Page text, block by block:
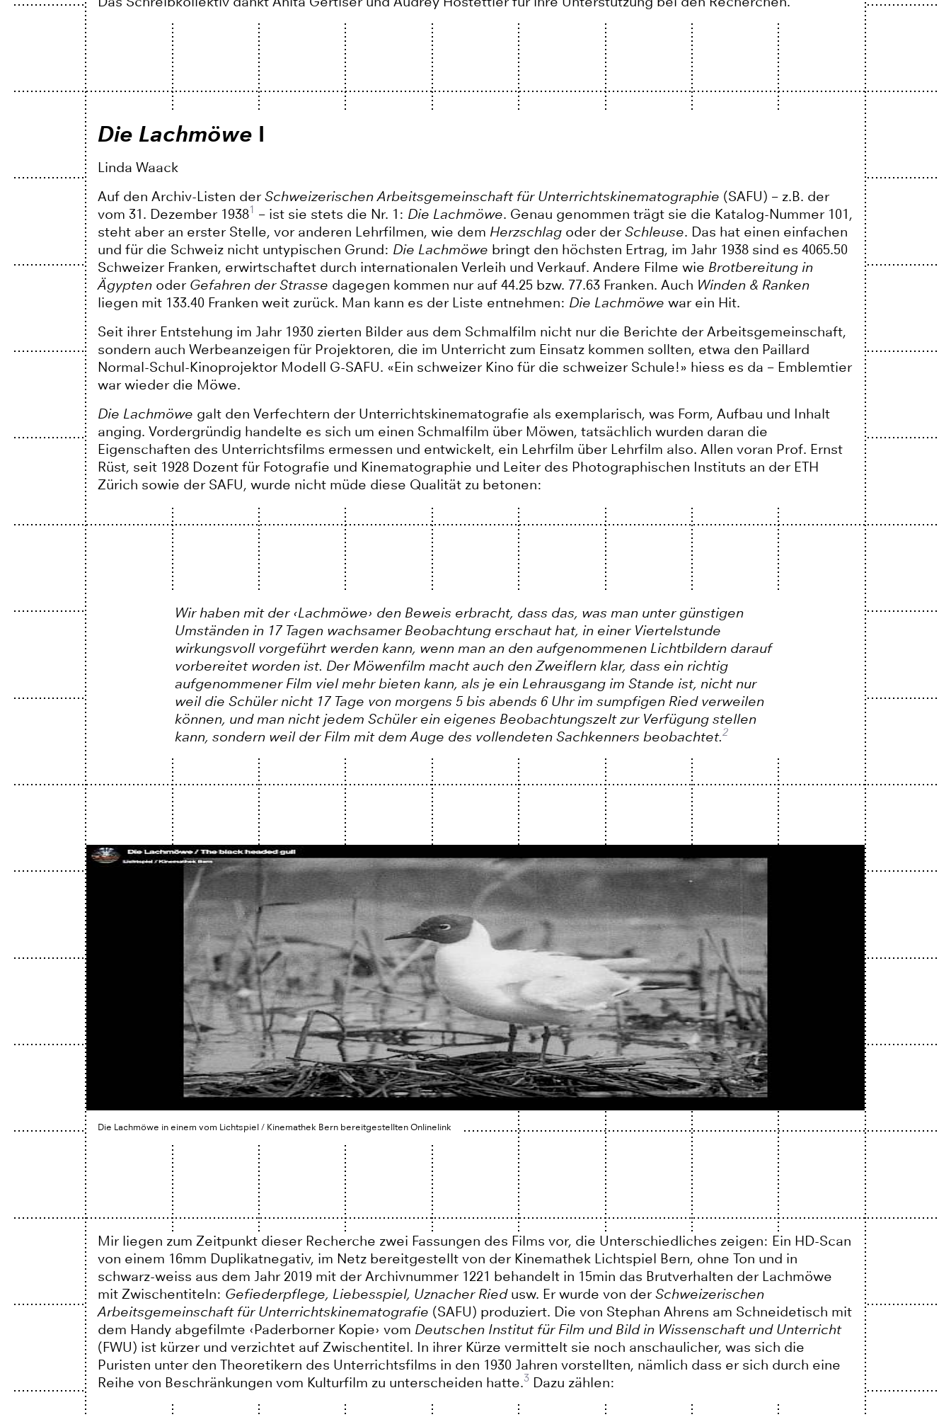
Die Lachmöwe I
Linda Waack
Auf den Archiv-Listen derSchweizerischen Arbeitsgemeinschaft für Unterrichtskinematographie (SAFU) – z.B. der
vom 31. Dezember 19381 – ist sie stets die Nr. 1: Die Lachmöwe. Genau genommen trägt sie die Katalog-Nummer 101,
steht aber an erster Stelle, vor anderen Lehrfilmen, wie dem Herzschlag oder derSchleuse. Das hat einen einfachen
und für die Schweiz nicht untypischen Grund: Die Lachmöwe bringt den höchsten Ertrag, im Jahr 1938 sind es 4065.50
Schweizer Franken, erwirtschaftet durch internationalen Verleih und Verkauf. Andere Filme wie Brotbereitung in
Ägypten oder Gefahren der Strasse dagegen kommen nur auf 44.25 bzw. 77.63 Franken. Auch Winden & Ranken
liegen mit 133.40 Franken weit zurück. Man kann es der Liste entnehmen: Die Lachmöwe war ein Hit.
Seit ihrer Entstehung im Jahr 1930 zierten Bilder aus dem Schmalfilm nicht nur die Berichte der Arbeitsgemeinschaft,
sondern auch Werbeanzeigen für Projektoren, die im Unterricht zum Einsatz kommen sollten, etwa den Paillard
Normal-Schul-Kinoprojektor Modell G-SAFU. «Ein schweizer Kino für die schweizer Schule!» hiess es da – Emblemtier
war wieder die Möwe.
Die Lachmöwe galt den Verfechtern der Unterrichtskinematografie als exemplarisch, was Form, Aufbau und Inhalt
anging. Vordergründig handelte es sich um einen Schmalfilm über Möwen, tatsächlich wurden daran die
Eigenschaften des Unterrichtsfilms ermessen und entwickelt, ein Lehrfilm über Lehrfilm also. Allen voran Prof. Ernst
Rüst, seit 1928 Dozent für Fotografie und Kinematographie und Leiter des Photographischen Instituts an der ETH
Zürich sowie der SAFU, wurde nicht müde diese Qualität zu betonen:
Wir haben mit der ‹Lachmöwe› den Beweis erbracht, dass das, was man unter günstigen
Umständen in 17 Tagen wachsamer Beobachtung erschaut hat, in einer Viertelstunde
wirkungsvoll vorgeführt werden kann, wenn man an den aufgenommenen Lichtbildern darauf
vorbereitet worden ist. Der Möwenfilm macht auch den Zweiflern klar, dass ein richtig
aufgenommener Film viel mehr bieten kann, als je ein Lehrausgang im Stande ist, nicht nur
weil die Schüler nicht 17 Tage von morgens 5 bis abends 6 Uhr im sumpfigen Ried verweilen
können, und man nicht jedem Schüler ein eigenes Beobachtungszelt zur Verfügung stellen
kann, sondern weil der Film mit dem Auge des vollendeten Sachkenners beobachtet.2
Die Lachmöwe in einem vom Lichtspiel / Kinemathek Bern bereitgestellten Onlinelink
Mir liegen zum Zeitpunkt dieser Recherche zwei Fassungen des Films vor, die Unterschiedliches zeigen: Ein HD-Scan
von einem 16mm Duplikatnegativ, im Netz bereitgestellt von der Kinemathek Lichtspiel Bern, ohne Ton und in
schwarz-weiss aus dem Jahr 2019 mit der Archivnummer 1221 behandelt in 15min das Brutverhalten der Lachmöwe
mit Zwischentiteln: Gefiederpflege, Liebesspiel, Uznacher Riedusw. Er wurde von derSchweizerischen
Arbeitsgemeinschaft für Unterrichtskinematografie (SAFU) produziert. Die von Stephan Ahrens am Schneidetisch mit
dem Handy abgefilmte ‹Paderborner Kopie› vom Deutschen Institut für Film und Bild in Wissenschaft und Unterricht
(FWU) ist kürzer und verzichtet auf Zwischentitel. In ihrer Kürze vermittelt sie noch anschaulicher, was sich die
Puristen unter den Theoretikern des Unterrichtsfilms in den 1930 Jahren vorstellten, nämlich dass er sich durch eine
Reihe von Beschränkungen vom Kulturfilm zu unterscheiden hatte.3 Dazu zählen: